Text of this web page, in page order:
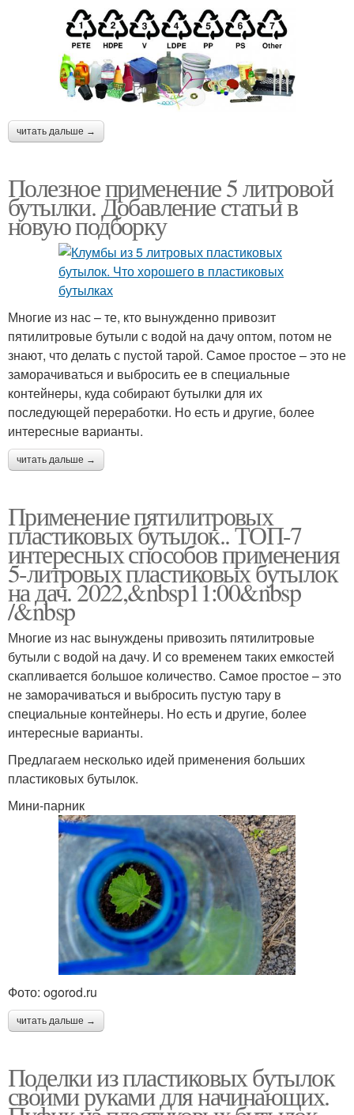
читать дальше →
Полезное применение 5 литровой
бутылки. Добавление статьи в
новую подборку
Многие из нас – те, кто вынужденно привозит
пятилитровые бутыли с водой на дачу оптом, потом не
знают, что делать с пустой тарой. Самое простое – это не
заморачиваться и выбросить ее в специальные
контейнеры, куда собирают бутылки для их
последующей переработки. Но есть и другие, более
интересные варианты.
читать дальше →
Применение пятилитровых
пластиковых бутылок.. ТОП-7
интересных способов применения
5-литровых пластиковых бутылок
на дач. 2022,&nbsp11:00&nbsp
/&nbsp
Многие из нас вынуждены привозить пятилитровые
бутыли с водой на дачу. И со временем таких емкостей
скапливается большое количество. Самое простое – это
не заморачиваться и выбросить пустую тару в
специальные контейнеры. Но есть и другие, более
интересные варианты.
Предлагаем несколько идей применения больших
пластиковых бутылок.
Мини-парник
Фото: ogorod.ru
читать дальше →
Поделки из пластиковых бутылок
своими руками для начинающих.